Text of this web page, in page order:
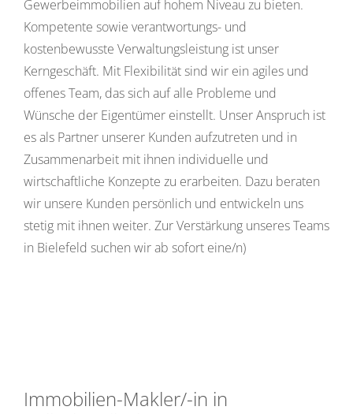
Gewerbeimmobilien auf hohem Niveau zu bieten.
Kompetente sowie verantwortungs- und
kostenbewusste Verwaltungsleistung ist unser
Kerngeschäft. Mit Flexibilität sind wir ein agiles und
offenes Team, das sich auf alle Probleme und
Wünsche der Eigentümer einstellt. Unser Anspruch ist
es als Partner unserer Kunden aufzutreten und in
Zusammenarbeit mit ihnen individuelle und
wirtschaftliche Konzepte zu erarbeiten. Dazu beraten
wir unsere Kunden persönlich und entwickeln uns
stetig mit ihnen weiter. Zur Verstärkung unseres Teams
in Bielefeld suchen wir ab sofort eine/n)
Immobilien-Makler/-in in